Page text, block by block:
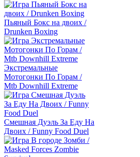
Пьяный Бокс на двоих /
Drunken Boxing
Экстремальные
Мотогонки По Горам /
Mtb Downhill Extreme
Смешная Дуэль За Еду На
Двоих / Funny Food Duel